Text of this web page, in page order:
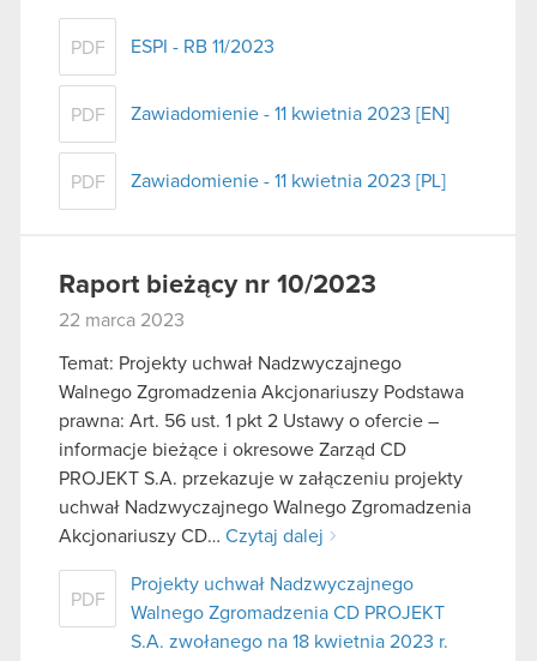
PDF ESPI - RB 11/2023
PDF Zawiadomienie - 11 kwietnia 2023 [EN]
PDF Zawiadomienie - 11 kwietnia 2023 [PL]
Raport bieżący nr 10/2023
22 marca 2023
Temat: Projekty uchwał Nadzwyczajnego
Walnego Zgromadzenia Akcjonariuszy Podstawa
prawna: Art. 56 ust. 1 pkt 2 Ustawy o ofercie –
informacje bieżące i okresowe Zarząd CD
PROJEKT S.A. przekazuje w załączeniu projekty
uchwał Nadzwyczajnego Walnego Zgromadzenia
Akcjonariuszy CD… Czytaj dalej
PDF
Projekty uchwał Nadzwyczajnego
Walnego Zgromadzenia CD PROJEKT
S.A. zwołanego na 18 kwietnia 2023 r.